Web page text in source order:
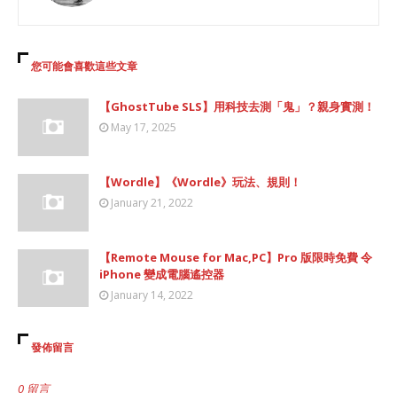
您可能會喜歡這些文章
【GhostTube SLS】用科技去測「鬼」？親身實測！
May 17, 2025
【Wordle】《Wordle》玩法、規則！
January 21, 2022
【Remote Mouse for Mac,PC】Pro 版限時免費 令
iPhone 變成電腦遙控器
January 14, 2022
發佈留言
0 留言